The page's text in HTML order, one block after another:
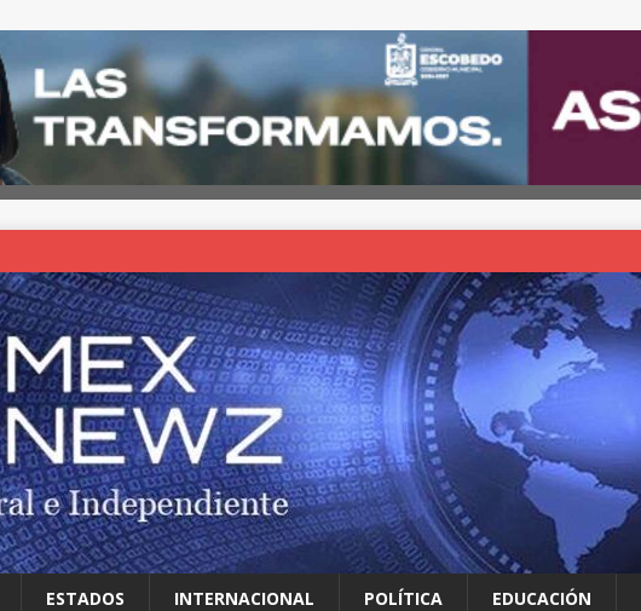
ESTADOS INTERNACIONAL POLÍTICA EDUCACIÓN